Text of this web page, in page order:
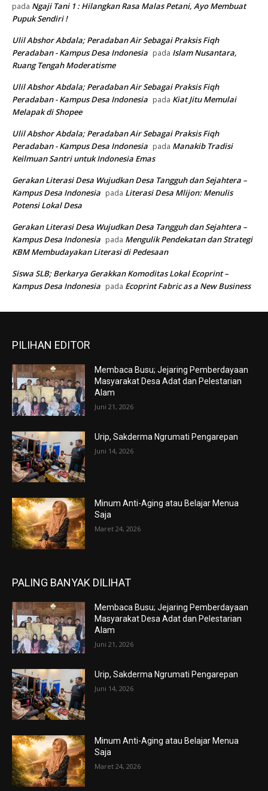
pada Ngaji Tani 1 : Hilangkan Rasa Malas Petani, Ayo Membuat
Pupuk Sendiri !
Ulil Abshor Abdala; Peradaban Air Sebagai Praksis Fiqh
Peradaban - Kampus Desa Indonesia pada Islam Nusantara,
Ruang Tengah Moderatisme
Ulil Abshor Abdala; Peradaban Air Sebagai Praksis Fiqh
Peradaban - Kampus Desa Indonesia pada Kiat Jitu Memulai
Melapak di Shopee
Ulil Abshor Abdala; Peradaban Air Sebagai Praksis Fiqh
Peradaban - Kampus Desa Indonesia pada Manakib Tradisi
Keilmuan Santri untuk Indonesia Emas
Gerakan Literasi Desa Wujudkan Desa Tangguh dan Sejahtera –
Kampus Desa Indonesia pada Literasi Desa Mlijon: Menulis
Potensi Lokal Desa
Gerakan Literasi Desa Wujudkan Desa Tangguh dan Sejahtera –
Kampus Desa Indonesia pada Mengulik Pendekatan dan Strategi
KBM Membudayakan Literasi di Pedesaan
Siswa SLB; Berkarya Gerakkan Komoditas Lokal Ecoprint –
Kampus Desa Indonesia pada Ecoprint Fabric as a New Business
PILIHAN EDITOR
Membaca Busu; Jejaring Pemberdayaan
Masyarakat Desa Adat dan Pelestarian
Alam
Juni 21, 2026
Urip, Sakderma Ngrumati Pengarepan
Juni 14, 2026
Minum Anti-Aging atau Belajar Menua
Saja
Maret 24, 2026
PALING BANYAK DILIHAT
Membaca Busu; Jejaring Pemberdayaan
Masyarakat Desa Adat dan Pelestarian
Alam
Juni 21, 2026
Urip, Sakderma Ngrumati Pengarepan
Juni 14, 2026
Minum Anti-Aging atau Belajar Menua
Saja
Maret 24, 2026